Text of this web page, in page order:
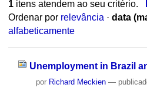
1itens atendem ao seu critério.
Ordenar por relevância · data
alfabeticamente
Unemployment in Brazil
por Richard Meckien —